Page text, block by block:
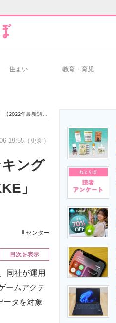
経営リーダーのコミュニティ
製造業のIT導入・活用を支援
エネルギーの専門メディア
住まい 教育・育児
年最新調査結果】
19:55（更新）
キング
」
センター
目次を表示
同社が運用
ームアクテ
ータを対象